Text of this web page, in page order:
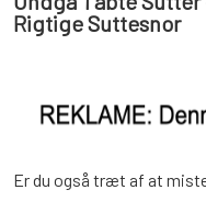
Rigtige Suttesnor
Er du også træt af at